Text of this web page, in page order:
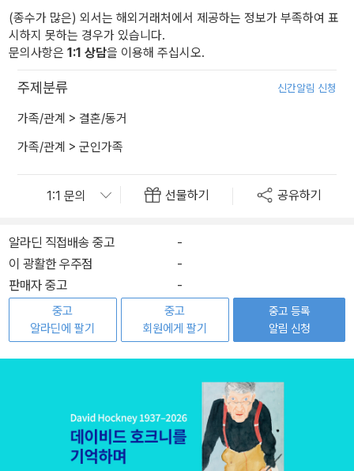
(종수가 많은) 외서는 해외거래처에서 제공하는 정보가 부족하여 표
시하지 못하는 경우가 있습니다.
문의사항은 1:1 상담을 이용해 주십시오.
주제분류 신간알림 신청
가족/관계 > 결혼/동거
가족/관계 > 군인가족
선물하기 공유하기
알라딘 직접배송 중고
-
이 광활한 우주점
-
판매자 중고
-
중고
알라딘에 팔기
중고
회원에게 팔기
중고 등록
알림 신청